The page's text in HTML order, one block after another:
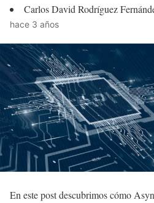
Carlos David Rodríguez
hace 3 años
En este post descubrimos cómo